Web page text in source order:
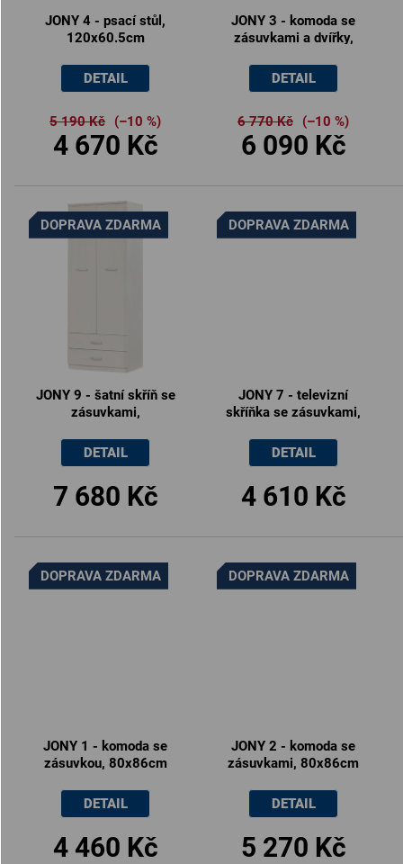
JONY 4 - psací stůl,
120x60.5cm
4 670 Kč
5 190 Kč (–10 %)
DETAIL
JONY 3 - komoda se
zásuvkami a dvířky,
6 090 Kč
6 770 Kč (–10 %)
DETAIL
DOPRAVA ZDARMA
JONY 9 - šatní skříň se
zásuvkami,
7 680 Kč
DETAIL
DOPRAVA ZDARMA
JONY 7 - televizní
skříňka se zásuvkami,
4 610 Kč
DETAIL
DOPRAVA ZDARMA
JONY 1 - komoda se
zásuvkou, 80x86cm
4 460 Kč
DETAIL
DOPRAVA ZDARMA
JONY 2 - komoda se
zásuvkami, 80x86cm
5 270 Kč
DETAIL